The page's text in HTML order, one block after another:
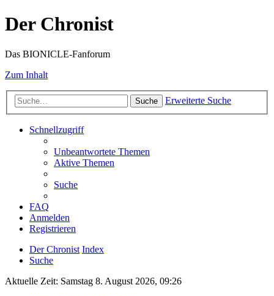
Der Chronist
Das BIONICLE-Fanforum
Zum Inhalt
Suche Erweiterte Suche
Schnellzugriff
Unbeantwortete Themen
Aktive Themen
Suche
FAQ
Anmelden
Registrieren
Der Chronist Index
Suche
Aktuelle Zeit: Samstag 8. August 2026, 09:26